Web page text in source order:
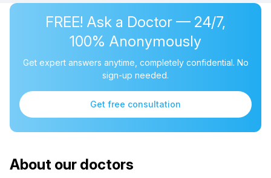
FREE! Ask a Doctor — 24/7,
100% Anonymously
Get expert answers anytime, completely confidential. No
sign-up needed.
Get free consultation
About our doctors